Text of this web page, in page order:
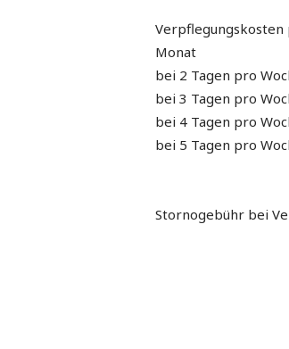
Verpflegungskosten
Monat
bei 2 Tagen pro
bei 3 Tagen pro
bei 4 Tagen pro
bei 5 Tagen pro
Stornogebühr bei